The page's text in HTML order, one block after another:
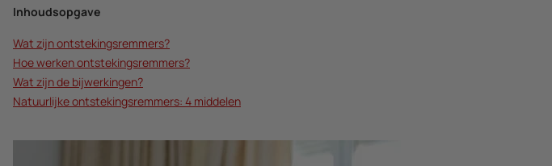
Inhoudsopgave
Wat zijn ontstekingsremmers?
Hoe werken ontstekingsremmers?
Wat zijn de bijwerkingen?
Natuurlijke ontstekingsremmers: 4 middelen